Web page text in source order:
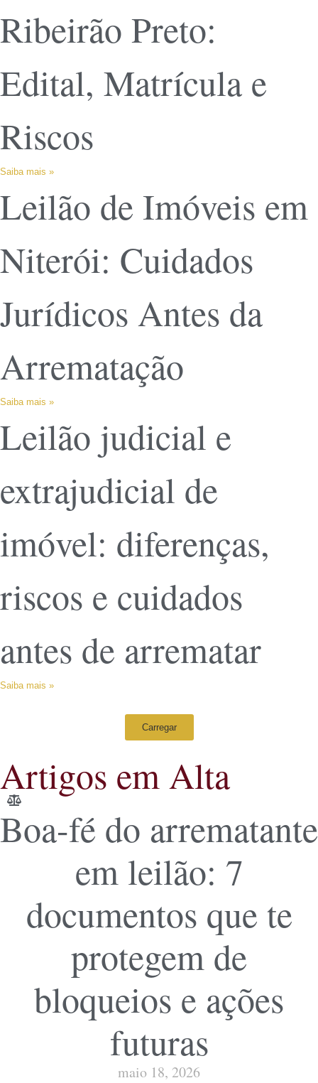
Ribeirão Preto:
Edital, Matrícula e
Riscos
Saiba mais »
Leilão de Imóveis em
Niterói: Cuidados
Jurídicos Antes da
Arrematação
Saiba mais »
Leilão judicial e
extrajudicial de
imóvel: diferenças,
riscos e cuidados
antes de arrematar
Saiba mais »
Carregar
Artigos em Alta
Boa-fé do arrematante
em leilão: 7
documentos que te
protegem de
bloqueios e ações
futuras
maio 18, 2026